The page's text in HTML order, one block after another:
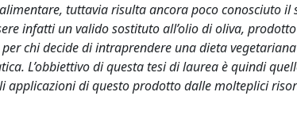
tuttavia risulta ancora poco conosciuto
infatti un valido sostituto all’olio di oliva,
chi decide di intraprendere una dieta
L’obbiettivo di questa tesi di laurea è quindi
applicazioni di questo prodotto dalle molteplici